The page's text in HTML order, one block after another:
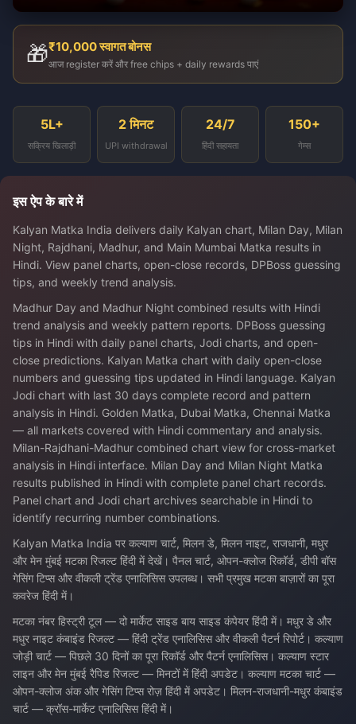
🎁₹10,000 स्वागत बोनस
आज register करें और free chips + daily rewards पाएं
5L+
सक्रिय खिलाड़ी
2 मिनट
UPI withdrawal
24/7
हिंदी सहायता
150+
गेम्स
इस ऐप के बारे में
Kalyan Matka India delivers daily Kalyan chart, Milan Day, Milan
Night, Rajdhani, Madhur, and Main Mumbai Matka results in
Hindi. View panel charts, open-close records, DPBoss guessing
tips, and weekly trend analysis.
Madhur Day and Madhur Night combined results with Hindi
trend analysis and weekly pattern reports. DPBoss guessing
tips in Hindi with daily panel charts, Jodi charts, and open-
close predictions. Kalyan Matka chart with daily open-close
numbers and guessing tips updated in Hindi language. Kalyan
Jodi chart with last 30 days complete record and pattern
analysis in Hindi. Golden Matka, Dubai Matka, Chennai Matka
— all markets covered with Hindi commentary and analysis.
Milan-Rajdhani-Madhur combined chart view for cross-market
analysis in Hindi interface. Milan Day and Milan Night Matka
results published in Hindi with complete panel chart records.
Panel chart and Jodi chart archives searchable in Hindi to
identify recurring number combinations.
Kalyan Matka India पर कल्याण चार्ट, मिलन डे, मिलन नाइट, राजधानी, मधुर
और मेन मुंबई मटका रिजल्ट हिंदी में देखें। पैनल चार्ट, ओपन-क्लोज रिकॉर्ड, डीपी बॉस
गेसिंग टिप्स और वीकली ट्रेंड एनालिसिस उपलब्ध। सभी प्रमुख मटका बाज़ारों का पूरा
कवरेज हिंदी में।
मटका नंबर हिस्ट्री टूल — दो मार्केट साइड बाय साइड कंपेयर हिंदी में। मधुर डे और
मधुर नाइट कंबाइंड रिजल्ट — हिंदी ट्रेंड एनालिसिस और वीकली पैटर्न रिपोर्ट। कल्याण
जोड़ी चार्ट — पिछले 30 दिनों का पूरा रिकॉर्ड और पैटर्न एनालिसिस। कल्याण स्टार
लाइन और मेन मुंबई रैपिड रिजल्ट — मिनटों में हिंदी अपडेट। कल्याण मटका चार्ट —
ओपन-क्लोज अंक और गेसिंग टिप्स रोज़ हिंदी में अपडेट। मिलन-राजधानी-मधुर कंबाइंड
चार्ट — क्रॉस-मार्केट एनालिसिस हिंदी में।